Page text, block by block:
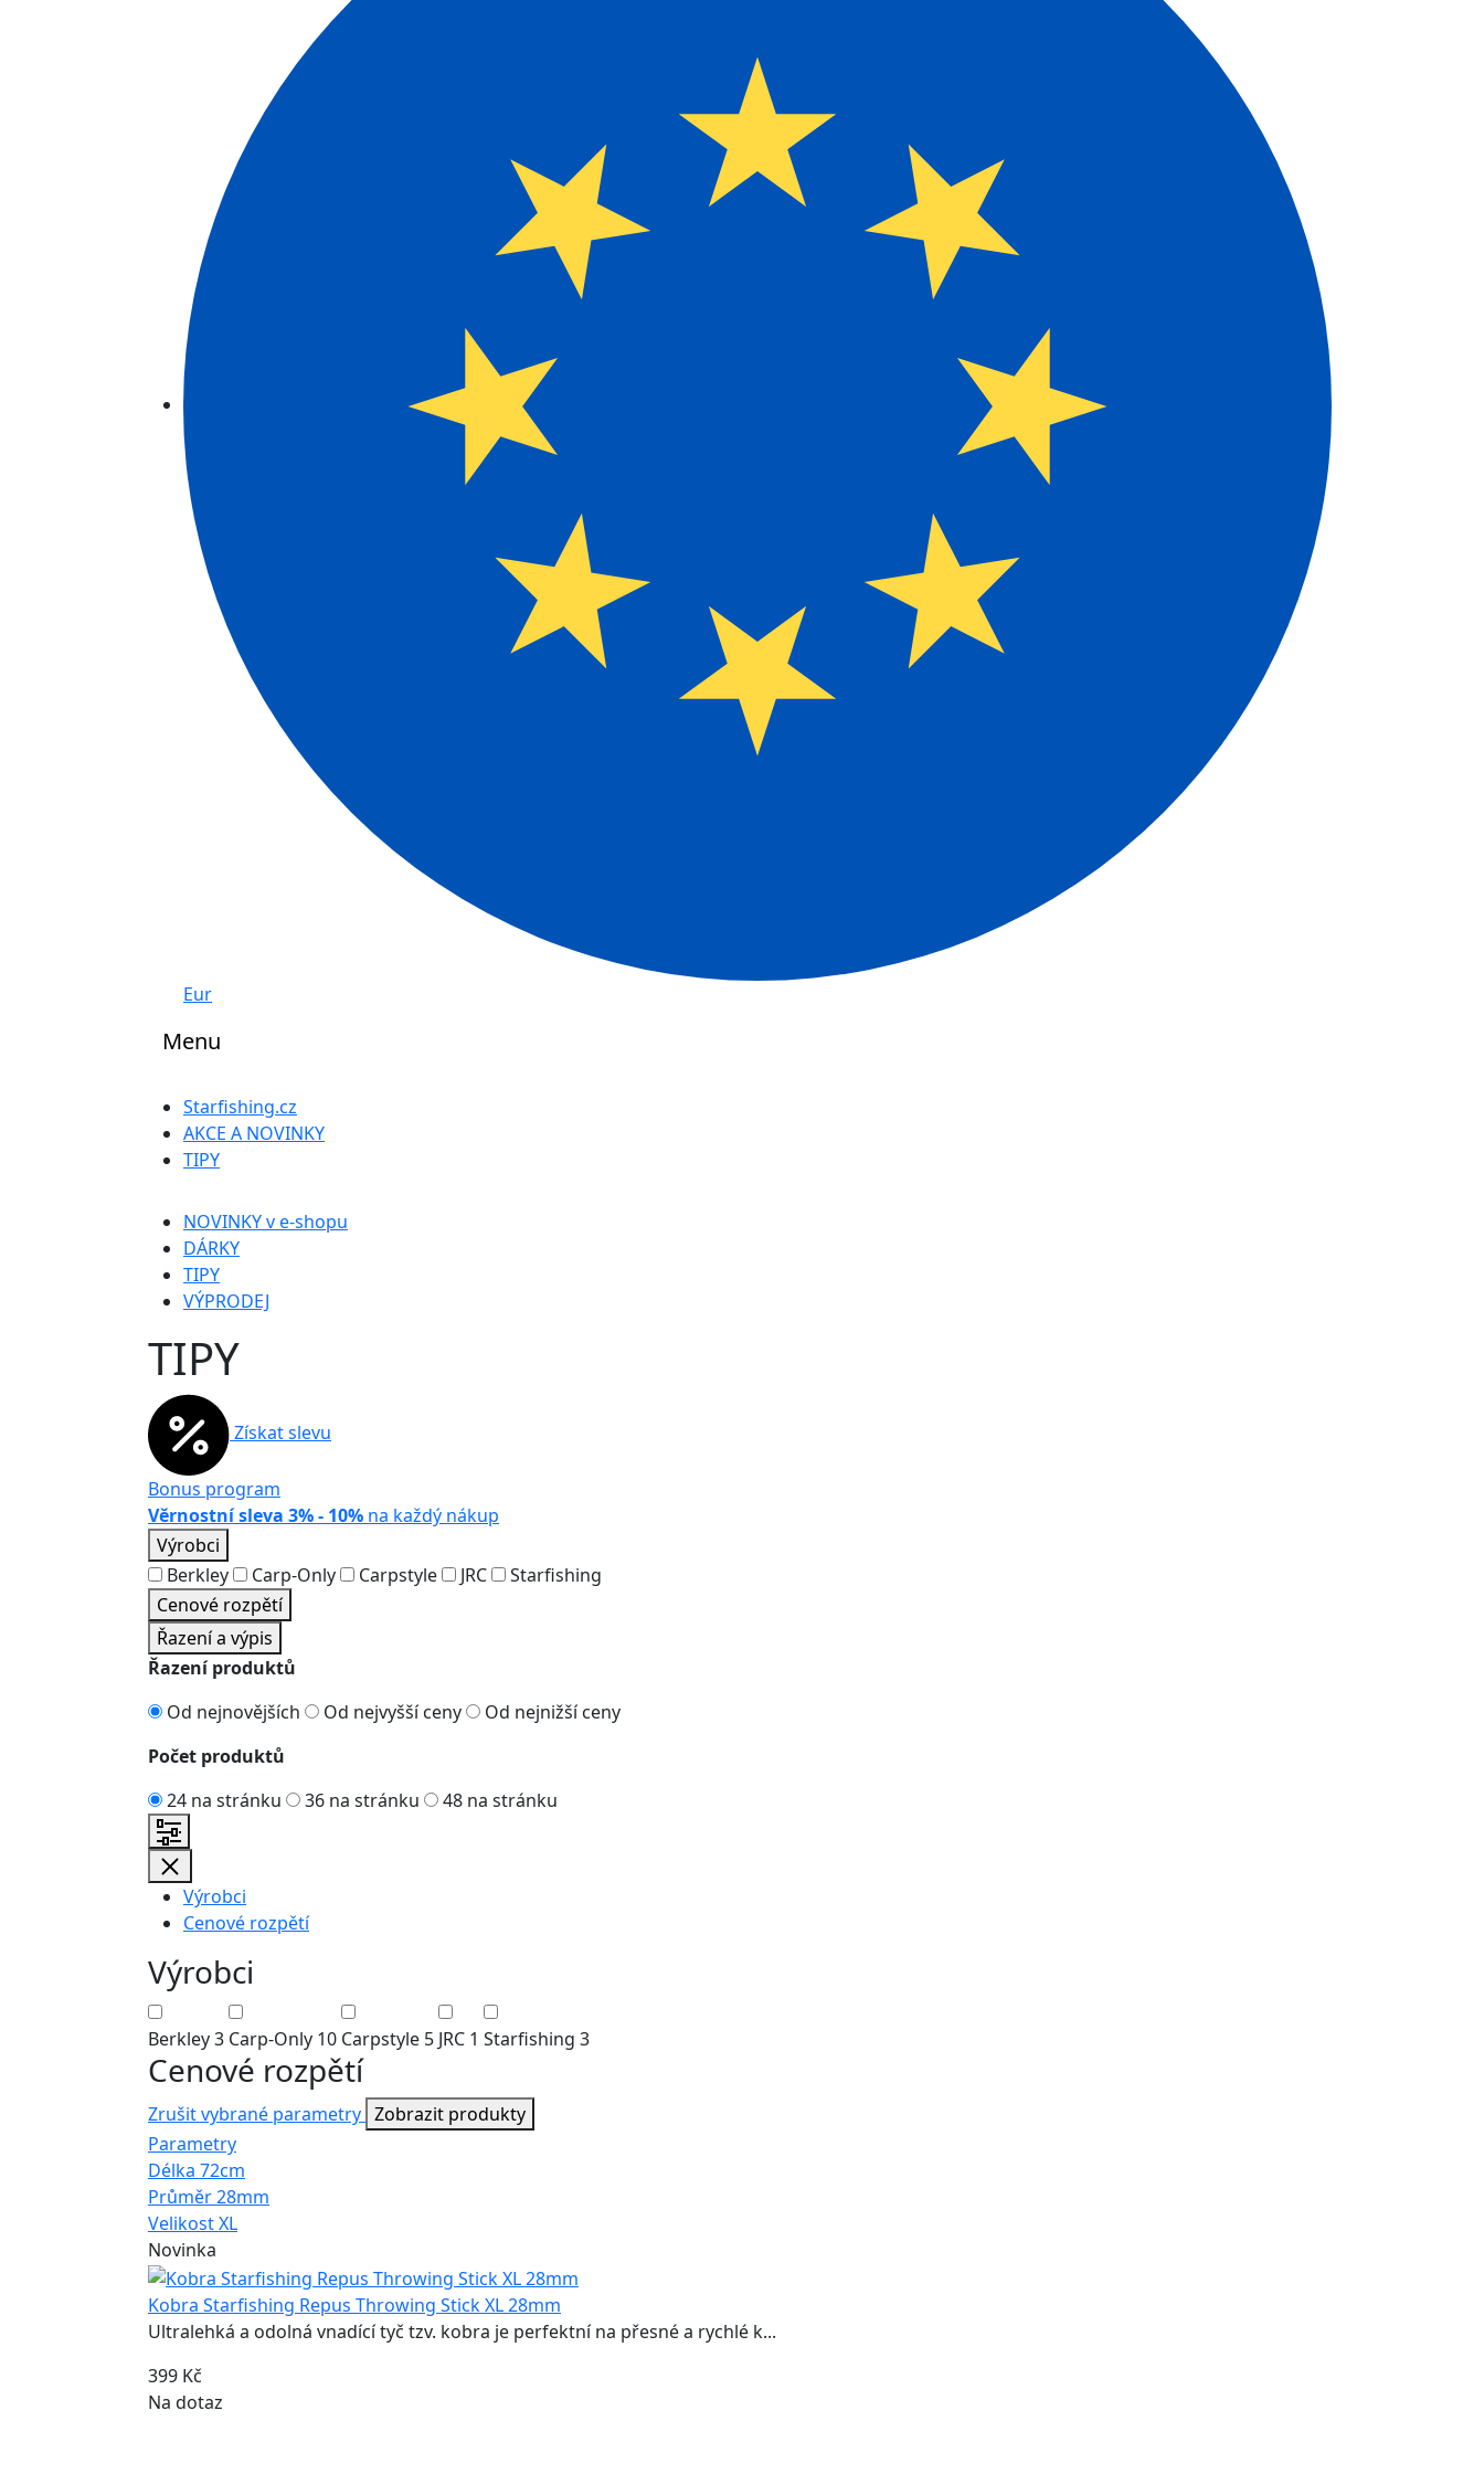
Eur
Menu
Starfishing.cz
AKCE A NOVINKY
TIPY
NOVINKY v e-shopu
DÁRKY
TIPY
VÝPRODEJ
TIPY
Získat slevu
Bonus program
Věrnostní sleva 3% - 10% na každý nákup
Výrobci
Berkley
Carp-Only Carpstyle JRC
Starfishing
Cenové rozpětí
Řazení a výpis
Řazení produktů
Od nejnovějších
Od nejvyšší ceny
Od nejnižší ceny
Počet produktů
24 na stránku
36 na stránku 48 na stránku
Výrobci
Cenové rozpětí
Výrobci
Berkley3 Carp-Only 10 Carpstyle 5 JRC 1 Starfishing 3
Cenové rozpětí
Zrušit vybrané parametry Zobrazit produkty
Parametry
Délka 72cm
Průměr28mm
VelikostXL
Novinka
Kobra Starfishing Repus Throwing Stick XL 28mm
Ultralehká a odolná vnadící tyč tzv. kobra je perfektní na přesné a rychlé k...
399 Kč
Na dotaz